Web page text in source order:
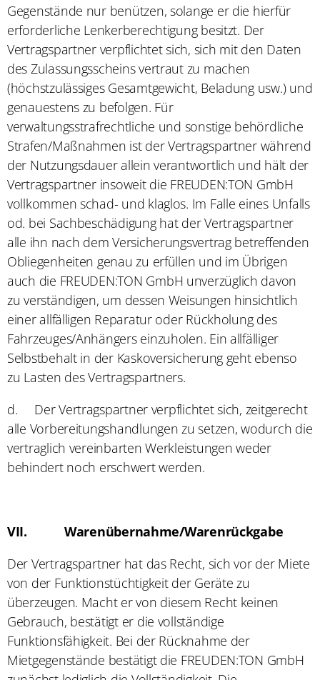
Gegenstände nur benützen, solange er die hierfür
erforderliche Lenkerberechtigung besitzt. Der
Vertragspartner verpflichtet sich, sich mit den Daten
des Zulassungsscheins vertraut zu machen
(höchstzulässiges Gesamtgewicht, Beladung usw.) und
genauestens zu befolgen. Für
verwaltungsstrafrechtliche und sonstige behördliche
Strafen/Maßnahmen ist der Vertragspartner während
der Nutzungsdauer allein verantwortlich und hält der
Vertragspartner insoweit die FREUDEN:TON GmbH
vollkommen schad- und klaglos. Im Falle eines Unfalls
od. bei Sachbeschädigung hat der Vertragspartner
alle ihn nach dem Versicherungsvertrag betreffenden
Obliegenheiten genau zu erfüllen und im Übrigen
auch die FREUDEN:TON GmbH unverzüglich davon
zu verständigen, um dessen Weisungen hinsichtlich
einer allfälligen Reparatur oder Rückholung des
Fahrzeuges/Anhängers einzuholen. Ein allfälliger
Selbstbehalt in der Kaskoversicherung geht ebenso
zu Lasten des Vertragspartners.
d.
Der Vertragspartner verpflichtet sich, zeitgerecht
alle Vorbereitungshandlungen zu setzen, wodurch die
vertraglich vereinbarten Werkleistungen weder
behindert noch erschwert werden.
VII.
Warenübernahme/Warenrückgabe
Der Vertragspartner hat das Recht, sich vor der Miete
von der Funktionstüchtigkeit der Geräte zu
überzeugen. Macht er von diesem Recht keinen
Gebrauch, bestätigt er die vollständige
Funktionsfähigkeit. Bei der Rücknahme der
Mietgegenstände bestätigt die FREUDEN:TON GmbH